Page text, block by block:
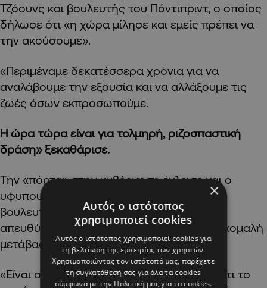
Τζόουνς και βουλευτής του Πόντιπριντ, ο οποίος
δήλωσε ότι «η χώρα μίλησε και εμείς πρέπει να
την ακούσουμε».
«Περιμέναμε δεκατέσσερα χρόνια για να
αναλάβουμε την εξουσία και να αλλάξουμε τις
ζωές όσων εκπροσωπούμε.
Η ώρα τώρα είναι για τολμηρή, ριζοσπαστική
δράση» ξεκαθάρισε.
Την «πόρτα» στην κυβέρνηση έκλεισε και ο
υφυπουργός υγείας, Ζουμπίρ Άχμεντ και
βουλευτής της Νοτιοδυτικής Γλασκώβης,
απευθύνοντας και αυτός έκκληση για μια «ομαλή
μετάβαση».
«Είναι σαφές από τις τελευταίες ημέρες ότι το
×
Αυτός ο ιστότοπος
χρησιμοποιεί cookies
Αυτός ο ιστότοπος χρησιμοποιεί cookies για
τη βελτίωση της εμπειρίας των χρηστών.
Χρησιμοποιώντας τον ιστότοπό μας, παρέχετε
τη συγκατάθεσή σας για όλα τα cookies
σύμφωνα με την Πολιτική μας για τα cookies.